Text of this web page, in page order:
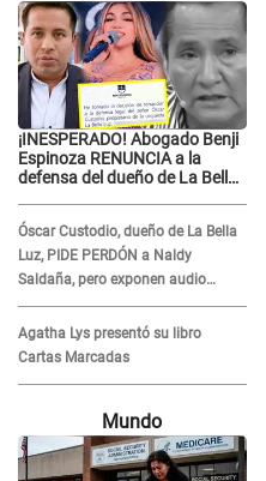
¡INESPERADO! Abogado Benji
Espinoza RENUNCIA a la
defensa del dueño de La Bella
defender"
Óscar Custodio, dueño de La Bella
Luz, PIDE PERDÓN a Naldy
Saldaña, pero exponen audio
donde le reclama por VIDEOS: "No
hay necesidad de grabar"
Agatha Lys presentó su libro
Cartas Marcadas
Mundo